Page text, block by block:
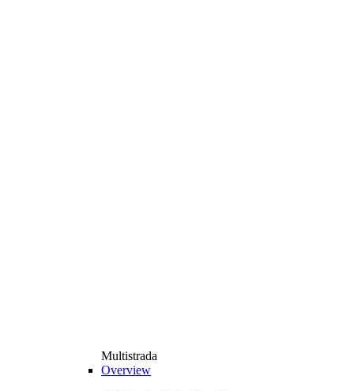
Multistrada
Overview